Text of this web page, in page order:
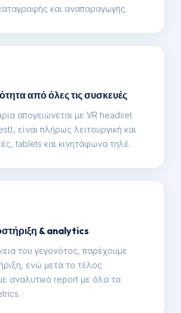
και αναπαραγωγής.
από όλες τις συσκευές
απογειώνεται με VR headset
είναι πλήρως λειτουργική και
tablets και κινητάφωνα τηλέ.
& analytics
του γεγονότος, παρέχουμε
ενώ μετά το τέλος
αναλυτικό report με όλα τα